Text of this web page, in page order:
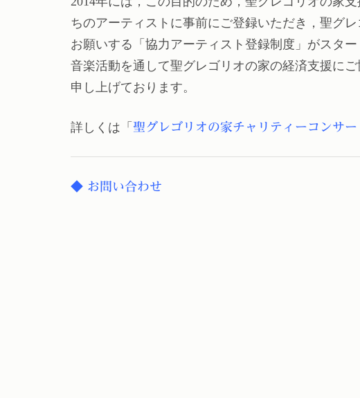
ちのアーティストに事前にご登録いただき，聖グ
お願いする「協力アーティスト登録制度」がスター
音楽活動を通して聖グレゴリオの家の経済支援に
申し上げております。
詳しくは「 聖グレゴリオの家チャリティーコンサ
◆ お問い合わせ